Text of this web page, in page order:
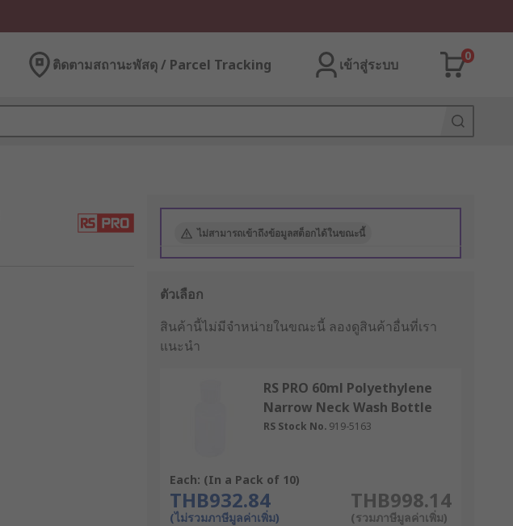
ติดตามสถานะพัสดุ / Parcel Tracking เข้าสู่ระบบ
0
ไม่สามารถเข้าถึงข้อมูลสต็อกได้ในขณะนี้
ตัวเลือก
สินค้านี้ไม่มีจำหน่ายในขณะนี้ ลองดูสินค้าอื่นที่เรา
แนะนำ
RS PRO 60ml Polyethylene
Narrow Neck Wash Bottle
RS Stock No. 919-5163
Each: (In a Pack of 10)
THB932.84
(ไม่รวมภาษีมูลค่าเพิ่ม)
THB998.14
(รวมภาษีมูลค่าเพิ่ม)